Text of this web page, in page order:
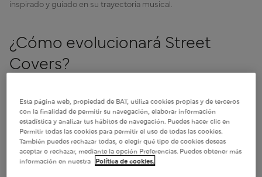
inspirado y guiado en su trayectoria musical.
¿Cómo evolucionará Street
Covers?
Durante 365 días, el talento musical y artístico caminarán juntos
de la mano para crear una obra que represente su
descubrimiento creativo. Crearán una obra de arte de portada
que dará vida a sus canciones y se utilizará en todo el mundo
físico, así como canales digitales.
Esta página web, propiedad de BAT, utiliza cookies propias y de terceros
con la finalidad de permitir su navegación, elaborar información
estadística y analizar tus hábitos de navegación. Puedes hacer clic en
Permitir todas las cookies para permitir el uso de todas las cookies.
También puedes rechazar todas, o elegir qué tipo de cookies deseas
aceptar o rechazar, mediante la opción Preferencias. Puedes obtener más
información en nuestra Política de cookies.